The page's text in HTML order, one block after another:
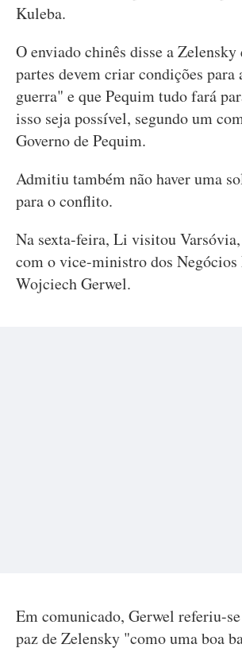
Kuleba.
O enviado chinês disse a Zelensky
partes devem criar condições para
guerra" e que Pequim tudo fará
isso seja possível, segundo um
Governo de Pequim.
Admitiu também não haver uma
para o conflito.
Na sexta-feira, Li visitou
com o vice-ministro dos Negócios
Wojciech Gerwel.
Em comunicado, Gerwel referiu-
paz de Zelensky "como uma boa